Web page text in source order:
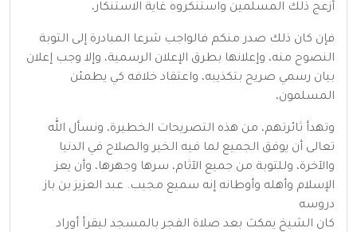
أزعج ذلك المسلمين واستنكروه غاية الاستنكار،
فإن كان ذلك صدر منكم فالواجب شرعا المبادرة إلى التوبة
النصوح منه، وإعلانها بطرق الإعلان الرسمية، وإلا وجب إعلان
بيان رسمي صريح بتكذيبه، واعتقاد خلافه كي يطمئن
المسلمون،
وتهدأ ثائرتهم، من هذه التصريحات الخطيرة، ونسأل الله
تعالى أن يوفق الجميع لما فيه الخير والصلاح في الدنيا
والآخرة، وللتوبة من جميع الآثام، سرها وجهرها، وأن يعز
الإسلام وأهله وأوطانه إنه سميع مجيب. عبد العزيز بن باز
دروسه
كان الشيخ يمكث بعد صلاة الفجر بالمسجد ليقرأ أوراد